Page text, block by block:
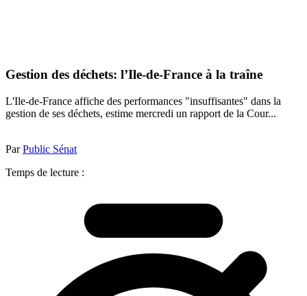
Gestion des déchets: l’Ile-de-France à la traîne
L'Ile-de-France affiche des performances "insuffisantes" dans la
gestion de ses déchets, estime mercredi un rapport de la Cour...
ParPublic Sénat
Temps de lecture :